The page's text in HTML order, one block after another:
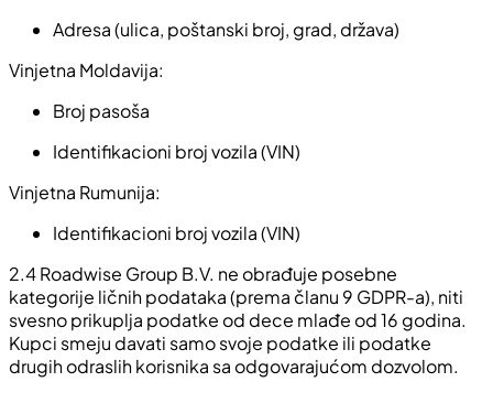
Adresa (ulica, poštanski broj, grad, država)
Vinjetna Moldavija:
Broj pasoša
Identifikacioni broj vozila (VIN)
Vinjetna Rumunija:
Identifikacioni broj vozila (VIN)
2.4Roadwise Group B.V. ne obrađuje posebne
kategorije ličnih podataka (prema članu 9 GDPR-a), niti
svesno prikuplja podatke od dece mlađe od 16 godina.
Kupci smeju davati samo svoje podatke ili podatke
drugih odraslih korisnika sa odgovarajućom dozvolom.